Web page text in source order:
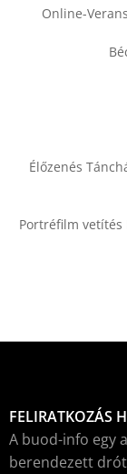
Online-
Élőzenés
Portréfilm vetítés
FELIRATKOZÁS
A buod-info egy
berendezett